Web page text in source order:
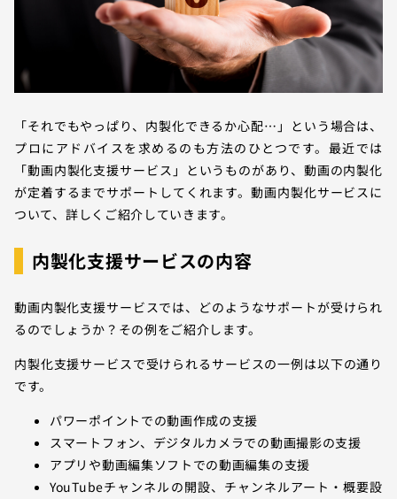
「それでもやっぱり、内製化できるか心配…」という場合は、
プロにアドバイスを求めるのも方法のひとつです。最近では
「動画内製化支援サービス」というものがあり、動画の内製化
が定着するまでサポートしてくれます。動画内製化サービスに
ついて、詳しくご紹介していきます。
内製化支援サービスの内容
動画内製化支援サービスでは、どのようなサポートが受けられ
るのでしょうか？その例をご紹介します。
内製化支援サービスで受けられるサービスの一例は以下の通り
です。
パワーポイントでの動画作成の支援
スマートフォン、デジタルカメラでの動画撮影の支援
アプリや動画編集ソフトでの動画編集の支援
YouTubeチャンネルの開設、チャンネルアート・概要設